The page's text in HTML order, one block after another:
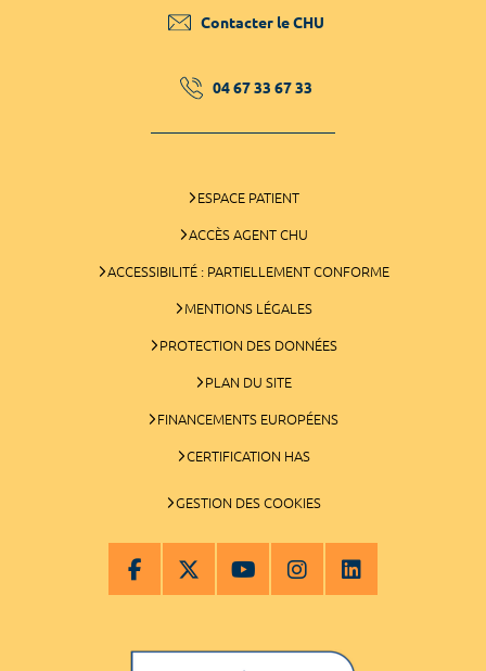
Contacter le CHU
04 67 33 67 33
ESPACE PATIENT
ACCÈS AGENT CHU
ACCESSIBILITÉ : PARTIELLEMENT CONFORME
MENTIONS LÉGALES
PROTECTION DES DONNÉES
PLAN DU SITE
FINANCEMENTS EUROPÉENS
CERTIFICATION HAS
GESTION DES COOKIES